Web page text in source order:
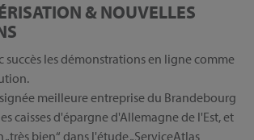
& NOUVELLES
succès les démonstrations en ligne comme
meilleure entreprise du Brandebourg
caisses d'épargne d'Allemagne de l'Est, et
bien“ dans l'étude „ServiceAtlas